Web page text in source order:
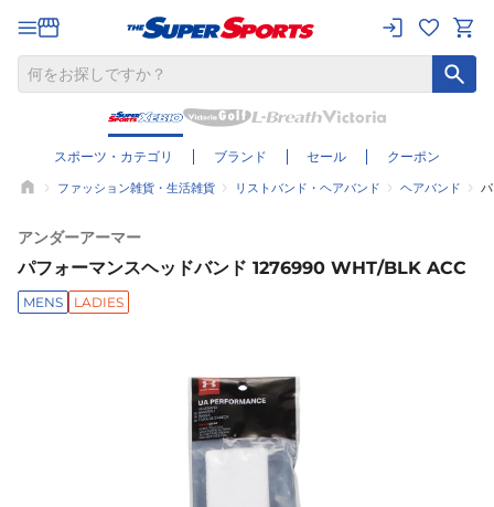
スポーツ・カテゴリ ブランド セール クーポン
ファッション雑貨・生活雑貨 リストバンド・ヘアバンド ヘアバンド
アンダーアーマー
パフォーマンスヘッドバンド 1276990 WHT/BLK ACC
MENS LADIES